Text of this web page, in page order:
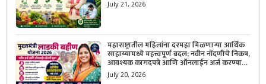
July 21, 2026
महाराष्ट्रातील महिलांना दरमहा मिळणाऱ्या आर्थिक
साहाय्यामध्ये महत्त्वपूर्ण बदल; नवीन नोंदणीचे निकष,
आवश्यक कागदपत्रे आणि ऑनलाईन अर्ज करण्याची
सोपी प्रक्रिया जाणून घ्या.
July 20, 2026